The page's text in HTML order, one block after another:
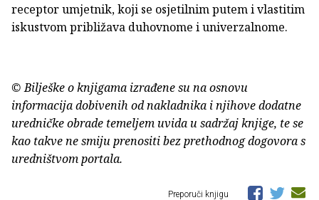
receptor umjetnik, koji se osjetilnim putem i vlastitim
iskustvom približava duhovnome i univerzalnome.
© Bilješke o knjigama izrađene su na osnovu
informacija dobivenih od nakladnika i njihove dodatne
uredničke obrade temeljem uvida u sadržaj knjige, te se
kao takve ne smiju prenositi bez prethodnog dogovora s
uredništvom portala.
Preporuči knjigu